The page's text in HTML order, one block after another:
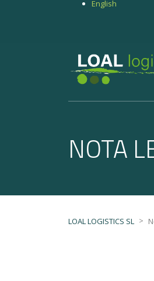
English
NOTA
LOAL LOGISTICS SL >